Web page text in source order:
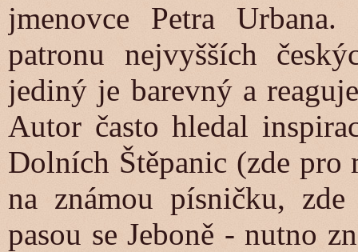
jmenovce Petra
patronu nejvyšších
jediný je barevný a
Autor často hledal
Dolních Štěpanic (zde pro
na známou písničku,
pasou se Jeboně - nutno